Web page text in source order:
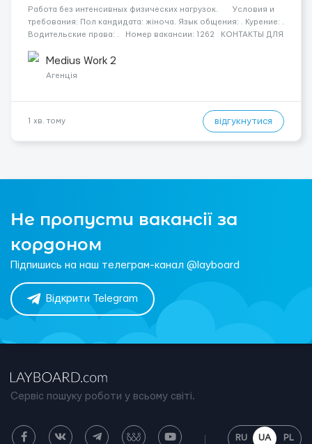
Работа без интенсивных физических нагрузок. Условия и
требования: Пол кандидата: жіноча. Язык общения: . Курение: .
Водительские права: . Номер вакансии: 1262 КОНТАКТЫ ДЛЯ
Medius Work 2
Агенція
1 хв. тому відгукнутися
Не пропусти вакансії за
кордоном
Підпишись на наш телеграм-канал @layboard
Відкрити Telegram
Сервіс пошуку роботи у всьому світі.
RU UA PL